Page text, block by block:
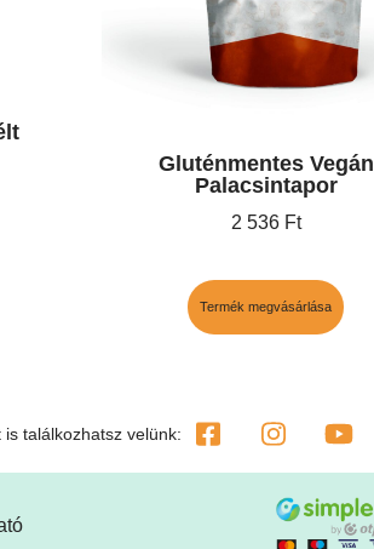
Gluténmentes Vegán
Palacsintapor
2 536 Ft
Termék megvásárlása
is találkozhatsz velünk: